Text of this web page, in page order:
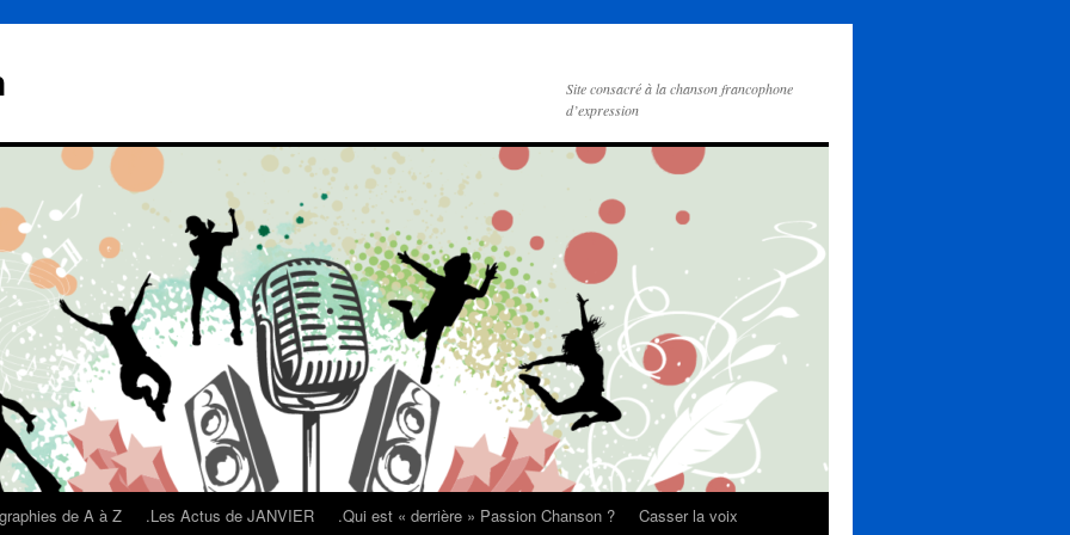
Site consacré à la chanson francophone
d’expression
de A à Z .Les Actus de JANVIER .Qui est « derrière » Passion Chanson ?
Casser la voix